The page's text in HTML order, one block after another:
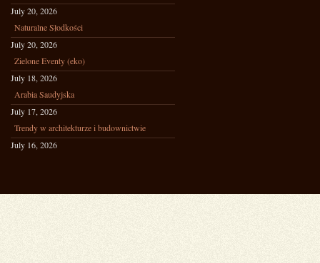
July 20, 2026
Naturalne Słodkości
July 20, 2026
Zielone Eventy (eko)
July 18, 2026
Arabia Saudyjska
July 17, 2026
Trendy w architekturze i budownictwie
July 16, 2026